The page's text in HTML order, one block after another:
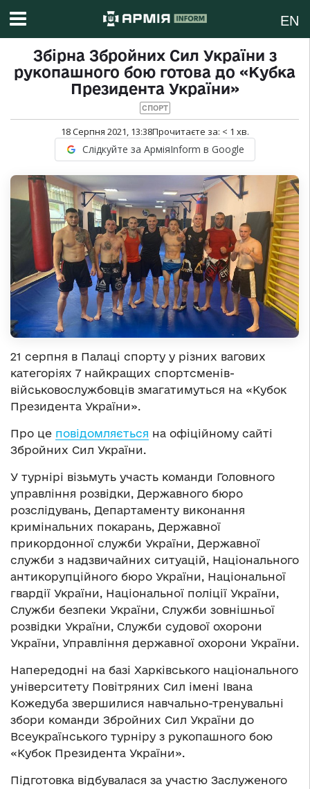
EN
Збірна Збройних Сил України з
рукопашного бою готова до «Кубка
Президента України»
СПОРТ
18 Серпня 2021, 13:38Прочитаєте за: < 1 хв.
Слідкуйте за АрміяInform в Google
21 серпня в Палаці спорту у різних вагових
категоріях 7 найкращих спортсменів-
військовослужбовців змагатимуться на «Кубок
Президента України».
Про це повідомляється на офіційному сайті
Збройних Сил України.
У турнірі візьмуть участь команди Головного
управління розвідки, Державного бюро
розслідувань, Департаменту виконання
кримінальних покарань, Державної
прикордонної служби України, Державної
служби з надзвичайних ситуацій, Національного
антикорупційного бюро України, Національної
гвардії України, Національної поліції України,
Служби безпеки України, Служби зовнішньої
розвідки України, Служби судової охорони
України, Управління державної охорони України.
Напередодні на базі Харківського національного
університету Повітряних Сил імені Івана
Кожедуба звершилися навчально-тренувальні
збори команди Збройних Сил України до
Всеукраїнського турніру з рукопашного бою
«Кубок Президента України».
Підготовка відбувалася за участю Заслуженого